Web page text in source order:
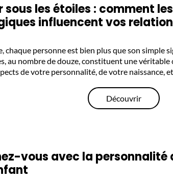
sous les étoiles : comment
influencent vos
chaque personne est bien plus que son simple
au nombre de douze, constituent une
de votre personnalité, de votre naissance,
Découvrir
vous avec la personnalité